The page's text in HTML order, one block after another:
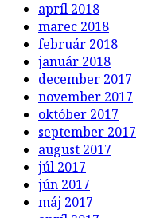
apríl 2018
marec 2018
február 2018
január 2018
december 2017
november 2017
október 2017
september 2017
august 2017
júl 2017
jún 2017
máj 2017